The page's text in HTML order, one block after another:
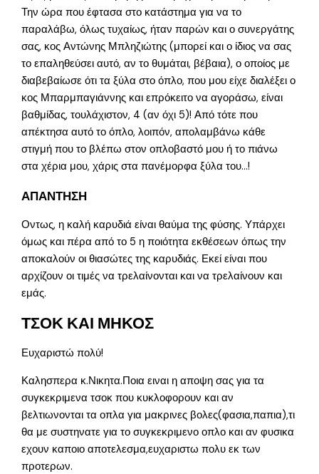
Την ώρα που έφτασα στο κατάστημα για να το
παραλάβω, όλως τυχαίως, ήταν παρών και ο συνεργάτης
σας, κος Αντώνης Μπληζιώτης (μπορεί και ο ίδιος να σας
το επαληθεύσει αυτό, αν το θυμάται, βέβαια), ο οποίος με
διαβεβαίωσε ότι τα ξύλα στο όπλο, που μου είχε διαλέξει ο
κος Μπαρμπαγιάννης και επρόκειτο να αγοράσω, είναι
βαθμίδας, τουλάχιστον, 4 (αν όχι 5)! Από τότε που
απέκτησα αυτό το όπλο, λοιπόν, απολαμβάνω κάθε
στιγμή που το βλέπω στον οπλοβαστό μου ή το πιάνω
στα χέρια μου, χάρις στα πανέμορφα ξύλα του…!
ΑΠΑΝΤΗΣΗ
Οντως, η καλή καρυδιά είναι θαύμα της φύσης. Υπάρχει
όμως και πέρα από το 5 η ποιότητα εκθέσεων όπως την
αποκαλούν οι θιασώτες της καρυδιάς. Εκεί είναι που
αρχίζουν οι τιμές να τρελαίνονται και να τρελαίνουν και
εμάς.
ΤΣΟΚ ΚΑΙ ΜΗΚΟΣ
Ευχαριστώ πολύ!
Καλησπερα κ.Νικητα.Ποια ειναι η αποψη σας για τα
συγκεκριμενα τσοκ που κυκλοφορουν και αν
βελτιωνονται τα οπλα για μακρινες βολες(φασια,παπια),τι
θα με συστηνατε για το συγκεκριμενο οπλο και αν φυσικα
εχουν καποιο αποτελεσμα,ευχαριστω πολυ εκ των
προτερων.